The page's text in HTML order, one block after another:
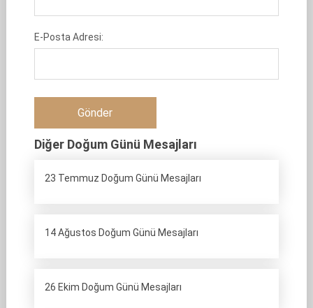
E-Posta Adresi:
Diğer Doğum Günü Mesajları
23 Temmuz Doğum Günü Mesajları
14 Ağustos Doğum Günü Mesajları
26 Ekim Doğum Günü Mesajları